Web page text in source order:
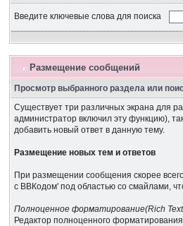
Введите ключевые слова для поиска
Размещение сообщений
Просмотр выбранного раздела или
Существует три различных экрана для
администратор включил эту функцию),
добавить новый ответ в данную тему.
Размещение новых тем и ответов
При размещении сообщения скорее
с BBКодом' под областью со смайлами,
Полноценное форматирование(Rich
Редактор полноценного